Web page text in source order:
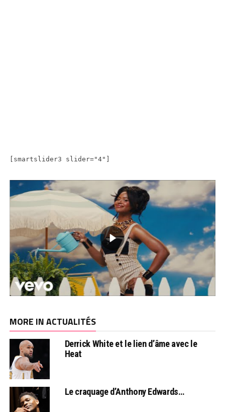
[smartslider3 slider="4"]
MORE IN ACTUALITÉS
Derrick White et le lien d’âme avec le
Heat
Le craquage d’Anthony Edwards…